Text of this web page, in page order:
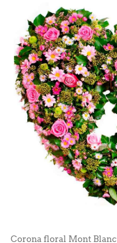
Corona floral Mont Blanc